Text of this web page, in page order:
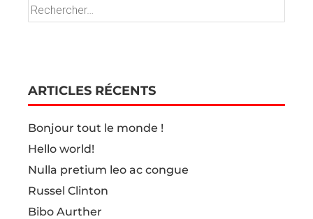
ARTICLES RÉCENTS
Bonjour tout le monde !
Hello world!
Nulla pretium leo ac congue
Russel Clinton
Bibo Aurther